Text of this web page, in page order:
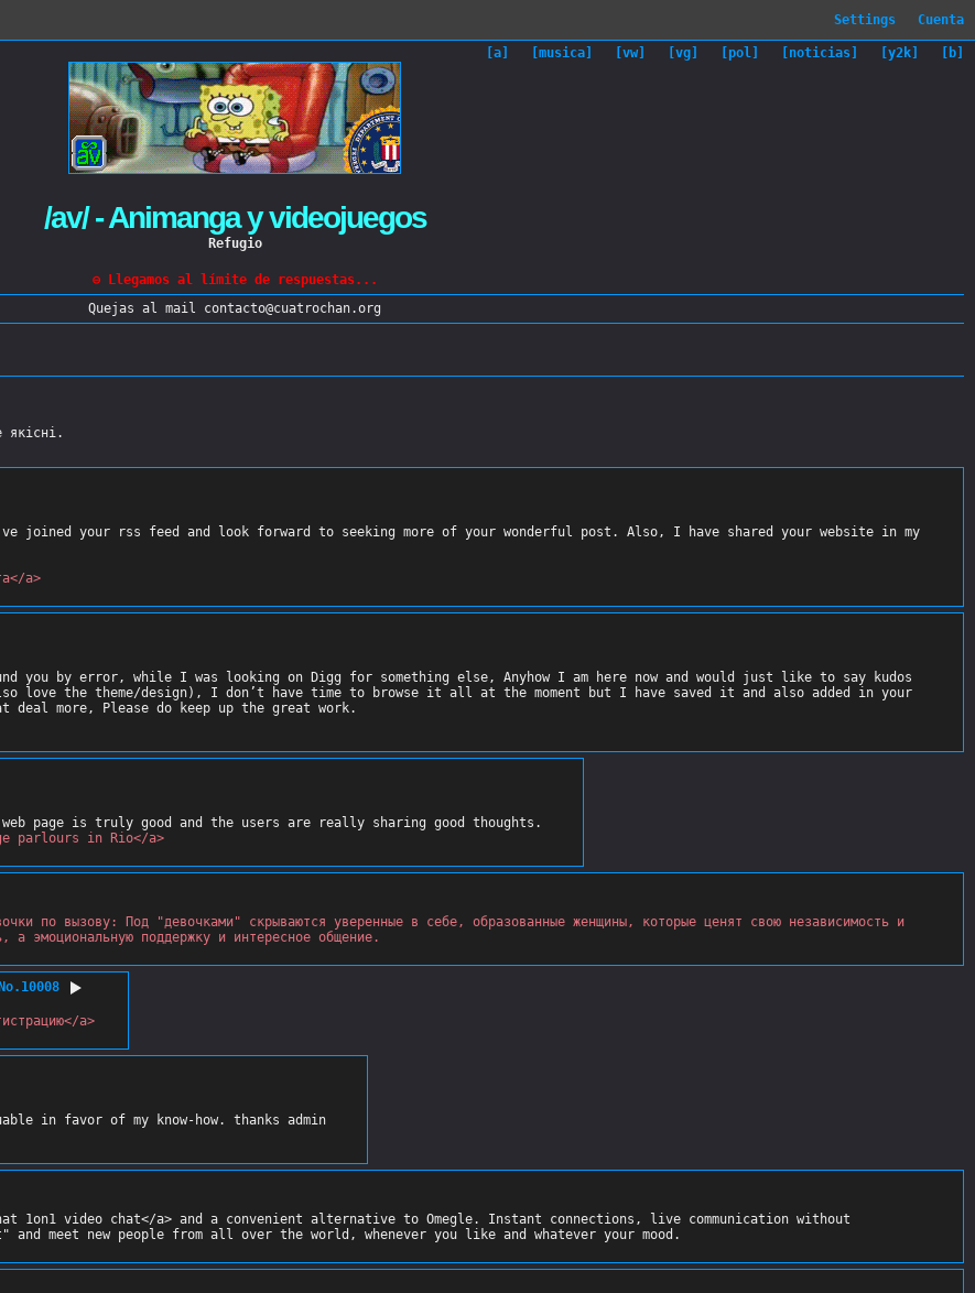
Cuenta
[b]
[y2k]
[noticias]
[pol]
[vg]
[vw]
[musica]
[a]
/av/ - Animanga y videojuegos
Refugio
⊖ Llegamos al límite de respuestas...
Quejas al mail contacto@cuatrochan.org
якісні.
your rss feed and look forward to seeking more of your wonderful post. Also, I have shared your website in my
a>
by error, while I was looking on Digg for something else, Anyhow I am here now and would just like to say kudos
the theme/design), I don’t have time to browse it all at the moment but I have saved it and also added in your
parlours in Rio</a>
по вызову: Под "девочками" скрываются уверенные в себе, образованные женщины, которые ценят свою независимость и
а эмоциональную поддержку и интересное общение.
10008
a>
1on1 video chat</a> and a convenient alternative to Omegle. Instant connections, live communication without
meet new people from all over the world, whenever you like and whatever your mood.